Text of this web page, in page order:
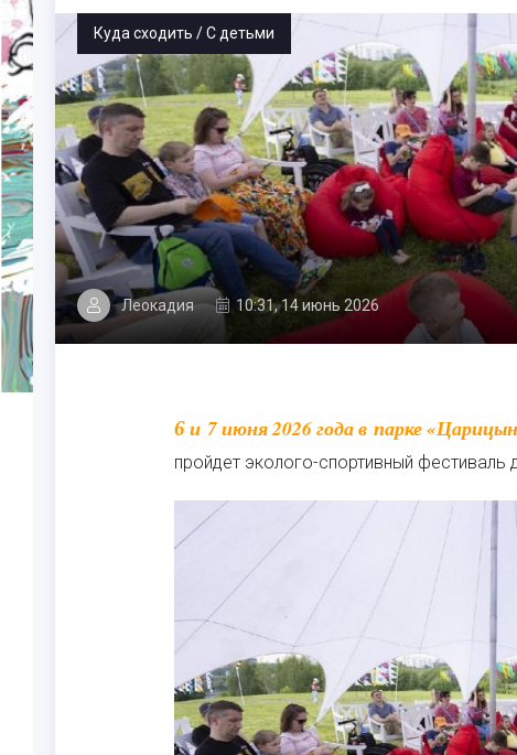
Куда сходить / С детьми
Леокадия 10:31, 14 июнь 2026
6 и 7 июня 2026 года в парке «Царицыно», на берегу Нижнего Царицынского пруда
пройдет эколого-спортивный фестиваль